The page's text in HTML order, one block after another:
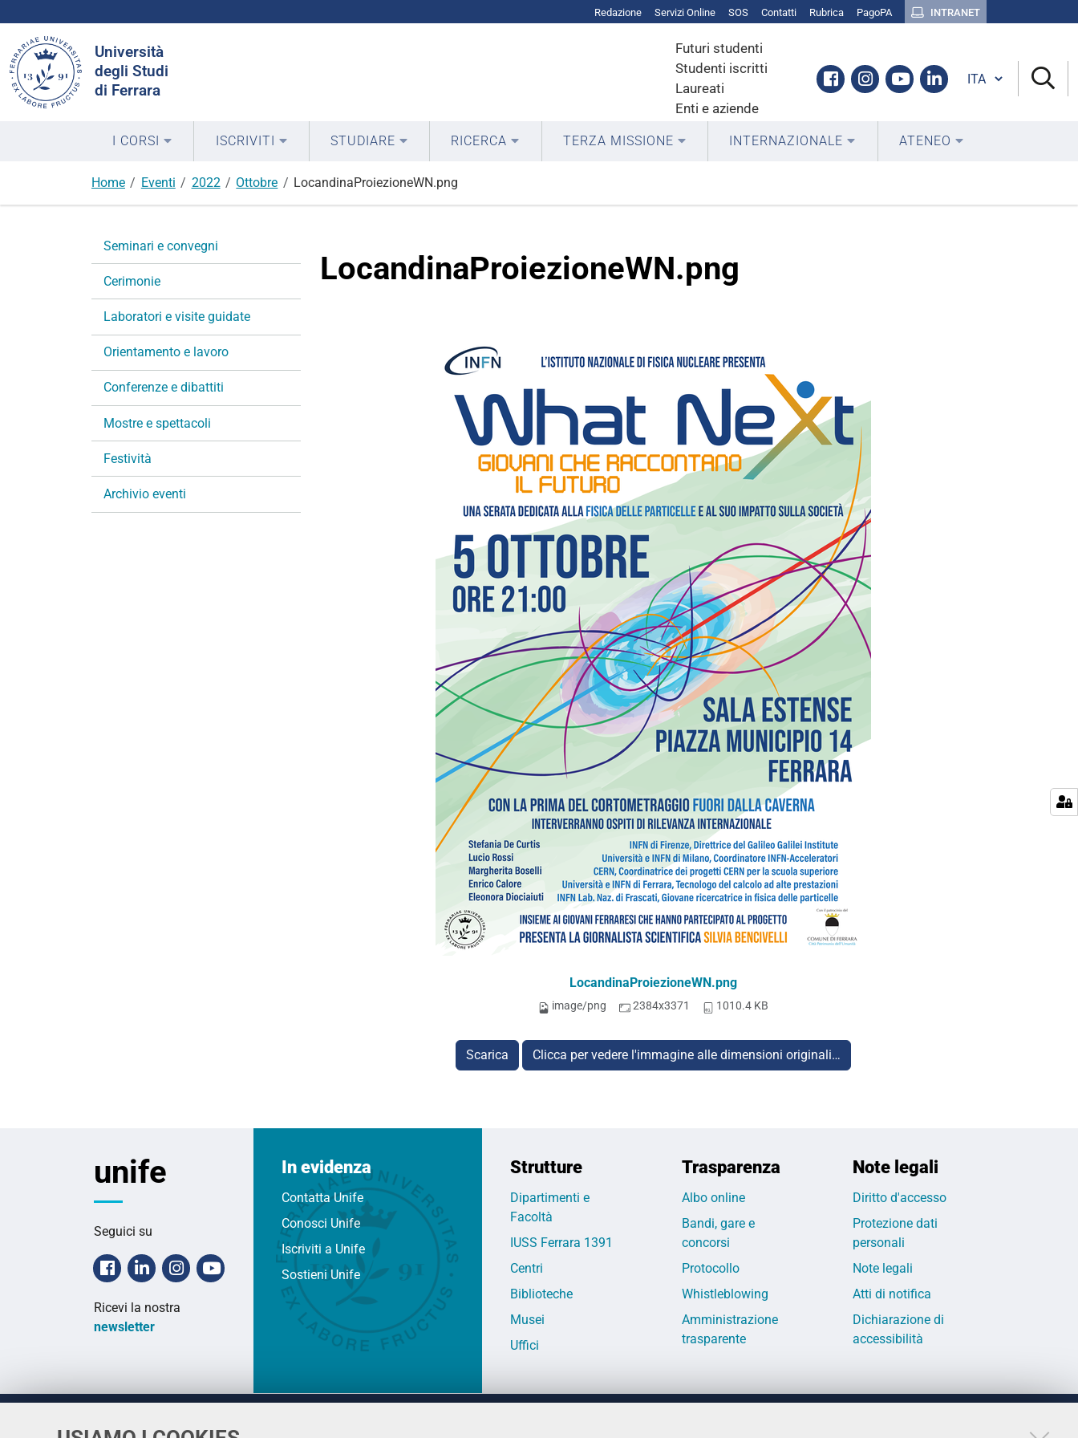
Redazione Servizi Online SOS Contatti Rubrica PagoPA INTRANET
Università
degli Studi
di Ferrara
Futuri studenti
Studenti iscritti
Laureati
Enti e aziende
Facebook
Instagram
YoutubeLinkedin
nel
sito
Cambia lingua
I CORSI ISCRIVITI STUDIARE RICERCA TERZA MISSIONE INTERNAZIONALE ATENEO
Home Eventi 2022 Ottobre LocandinaProiezioneWN.png
LocandinaProiezioneWN.png
LocandinaProiezioneWN.png
image/png 2384x3371 1010.4 KB
Scarica Clicca per vedere l'immagine alle dimensioni originali…
i
a
i
n
Seminari e convegni
Cerimonie
Laboratori e visite guidate
Orientamento e lavoro
Conferenze e dibattiti
Mostre e spettacoli
Festività
Archivio eventi
unife
Seguici su
Facebook
LinkedinInstagramYoutube
Ricevi la nostra
newsletter
In evidenza
Contatta Unife
Conosci Unife
Iscriviti a Unife
Sostieni Unife
Strutture
Dipartimenti e
Facoltà
IUSS Ferrara 1391
Centri
Biblioteche
Musei
Uffici
Trasparenza
Albo online
Bandi, gare e
concorsi
Protocollo
Whistleblowing
Amministrazione
trasparente
Note legali
Diritto d'accesso
Protezione dati
personali
Note legali
Atti di notifica
Dichiarazione di
accessibilità